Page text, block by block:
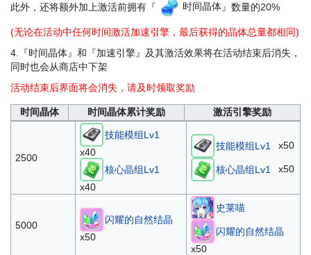
此外，还将额外加上激活前拥有『 时间晶体』数量的20%
(无论在活动中任何时间激活加速引擎，最后获得的晶体总量都相同)
4.『时间晶体』和『加速引擎』及其激活效果将在活动结束后消失，
同时也会从商店中下架
活动结束后界面将会消失，请及时领取奖励
时间晶体 时间晶体累计奖励 激活引擎奖励
2500
技能模组Lv1
x40
核心晶组Lv1
x40
技能模组Lv1 x50
核心晶组Lv1 x50
5000
闪耀的自然结晶
x50
史莱喵
闪耀的自然结晶
x50